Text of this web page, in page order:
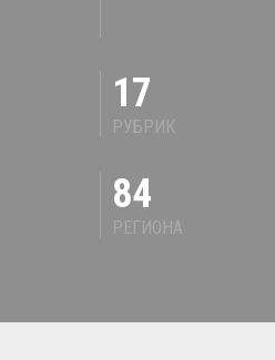
17
РУБРИК
84
РЕГИОНА